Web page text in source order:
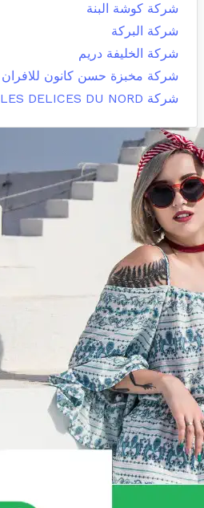
شركة كوشة البنة
شركة البركة
شركة الخليفة دريم
شركة مخبزة حسن كانون للافران
شركة LES DELICES DU NORD